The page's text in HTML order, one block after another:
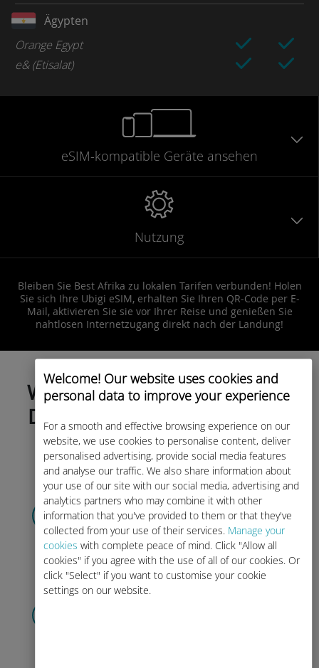
Welcome! Our website uses cookies and
personal data to improve your experience
For a smooth and effective browsing experience on our
website, we use cookies to personalise content, deliver
personalised advertising, provide social media features
and analyse our traffic. We also share information about
your use of our site with our social media, advertising and
analytics partners who may combine it with other
information that you've provided to them or that they've
collected from your use of their services. Manage your
cookies with complete peace of mind. Click "Allow all
cookies" if you agree with the use of all of our cookies. Or
click "Select" if you want to customise your cookie
settings on our website.
Ägypten
Orange Egypt
e& (Etisalat)
eSIM-kompatible Geräte ansehen
Nutzung
Bleiben Sie Best Afrika zu lokalen Tarifen verbunden! Holen
Sie sich Ihre Ubigi eSIM, erhalten Sie Ihren QR-Code per E-
Mail, aktivieren Sie sie vor Ihrer Reise und genießen Sie
nahtlosen Internetzugang direkt nach der Landung!
Wählen Sie noch heute Ihren
Datentarif und aktivieren Sie
ihn vor Ihrer Reise!
Wählen Sie Ihren
Datentarife
und erhalten Sie ihn perQR-Code
per E-Mail. Schnell!
Scannen Sie